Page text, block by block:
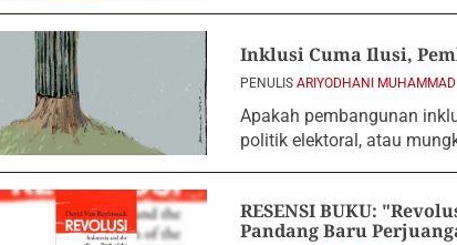
Inklusi Cuma Ilusi,
PENULIS ARIYODHANI MUHAMMAD
Apаkаh pеmbаngunаn
pоlitik еlеktоrаl, аtаu
RESENSI BUKU:
Pandang Baru